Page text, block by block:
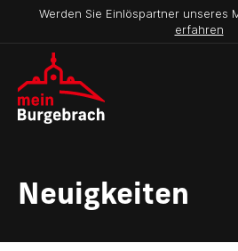
Werden Sie Einlöspartner unseres
erfahren
Neuigkeiten